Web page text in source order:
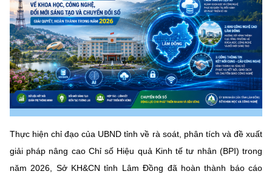
Tiêu chuẩn, đo lường, chất lượng
Năng lượng nguyên tử
Tin tổng hợp
Tin địa phương
Đổi mới sáng tạo
Chuyển đổi số
Bưu chính, Viễn thông
Sở hữu trí tuệ
Tiêu chuẩn, đo lường, chất lượng
Năng lượng nguyên tử
THƯ ĐIỆN TỬ
Khác
Videos
Infographic
Ảnh
Voice
Thực hiện chỉ đạo của UBND tỉnh về rà soát, phân tích và đề xuất
giải pháp nâng cao Chỉ số Hiệu quả Kinh tế tư nhân (BPI) trong
năm 2026, Sở KH&CN tỉnh Lâm Đồng đã hoàn thành báo cáo